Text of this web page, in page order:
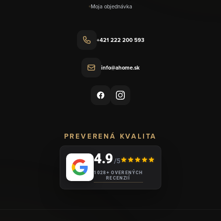
Moja objednávka
+421 222 200 593
info@ahome.sk
PREVERENÁ KVALITA
4.9/5
1028+ OVERENÝCH
RECENZIÍ